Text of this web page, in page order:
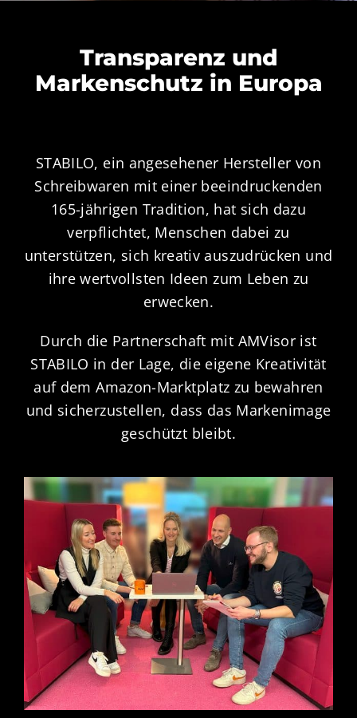
Transparenz und
Markenschutz in Europa
STABILO, ein angesehener Hersteller von
Schreibwaren mit einer beeindruckenden
165-jährigen Tradition, hat sich dazu
verpflichtet, Menschen dabei zu
unterstützen, sich kreativ auszudrücken und
ihre wertvollsten Ideen zum Leben zu
erwecken.
Durch die Partnerschaft mit AMVisor ist
STABILO in der Lage, die eigene Kreativität
auf dem Amazon-Marktplatz zu bewahren
und sicherzustellen, dass das Markenimage
geschützt bleibt.